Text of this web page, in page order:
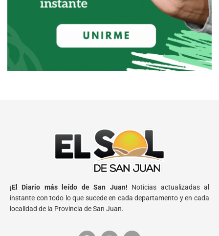
¡El Diario más leído de San Juan! Noticias actualizadas al
instante con todo lo que sucede en cada departamento y en cada
localidad de la Provincia de San Juan.